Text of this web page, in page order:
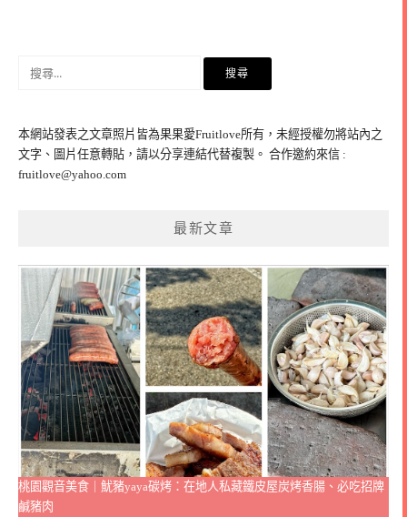
字:
本網站發表之文章照片皆為果果愛Fruitlove所有，未經授權勿將站內之
文字、圖片任意轉貼，請以分享連結代替複製。 合作邀約來信 :
fruitlove@yahoo.com
最新文章
桃園觀音美食｜魷豬yaya碳烤：在地人私藏鐵皮屋炭烤香腸、必吃招牌
鹹豬肉